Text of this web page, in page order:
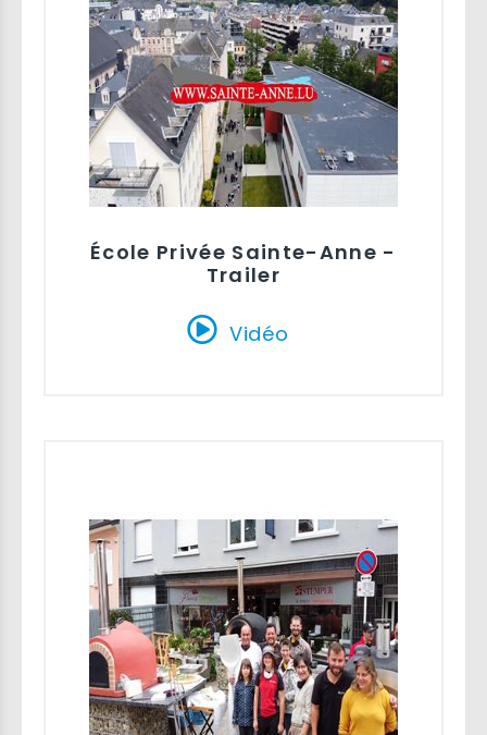
École Privée Sainte-Anne -
Trailer
Vidéo